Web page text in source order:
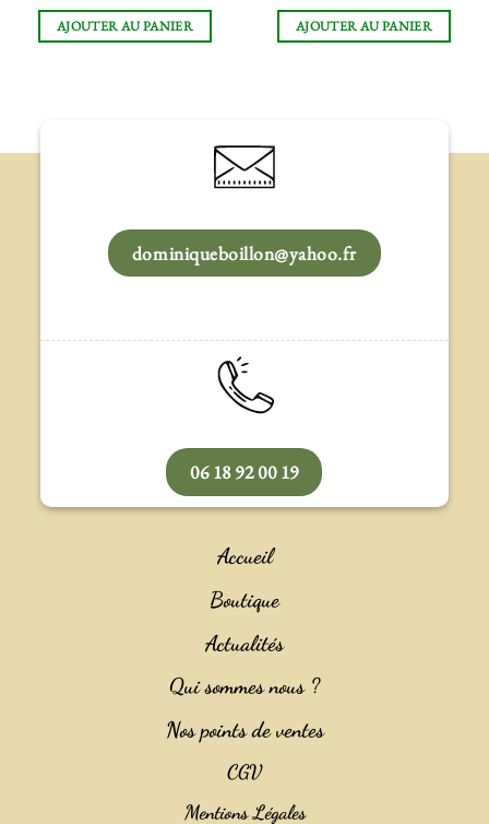
AJOUTER AU PANIER AJOUTER AU PANIER
dominiqueboillon@yahoo.fr
06 18 92 00 19
Accueil
Boutique
Actualités
Qui sommes nous ?
Nos points de ventes
CGV
Mentions Légales